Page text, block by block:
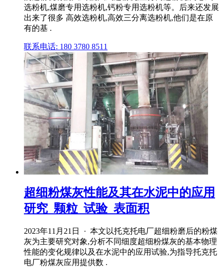
选粉机,煤磨专用选粉机,钙粉专用选粉机等。后来还发展
出来了很多 高效选粉机,高效三分离选粉机,他们是在原
有的基 .
联系电话: 180 3780 8511
超细粉煤灰性能及其在水泥中的应用
研究_颗粒_试验_表面积
2023年11月21日 · 本文以托克托电厂超细粉磨后的粉煤
灰为主要研究对象,分析不同细度超细粉煤灰的基本物理
性能的变化规律以及在水泥中的应用试验,为指导托克托
电厂粉煤灰应用提供数 .